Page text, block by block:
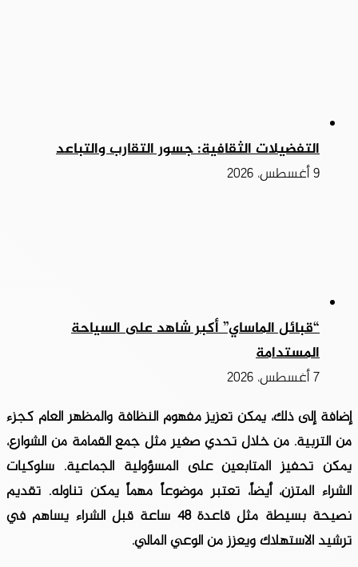
التفضيلات الثقافية: جسور التقارب والتباعد
9 أغسطس، 2026
“قبائل الماساي” أكبر شاهد على السياحة
المستدامة
7 أغسطس، 2026
إضافة إلى ذلك، يمكن تعزيز مفهوم النظافة والمظهر العام كجزء
من التربية. من خلال تحدي صغير مثل جمع القمامة من الشوارع،
يمكن تحفيز المتابعين على المسؤولية الجماعية. سلوكيات
الشراء المتزن، أيضاً، تعتبر موضوعاً مهماً يمكن تناوله. تقديم
نصيحة بسيطة مثل قاعدة 48 ساعة قبل الشراء يساهم في
ترشيد الاستهلاك ويعزز من الوعي المالي.